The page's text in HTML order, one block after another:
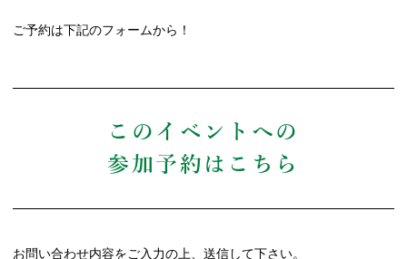
ご予約は下記のフォームから！
このイベントへの
参加予約はこちら
お問い合わせ内容をご入力の上、送信して下さい。